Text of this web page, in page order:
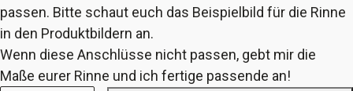
passen. Bitte schaut euch das Beispielbild für die Rinne
in den Produktbildern an.
Wenn diese Anschlüsse nicht passen, gebt mir die
Maße eurer Rinne und ich fertige passende an!